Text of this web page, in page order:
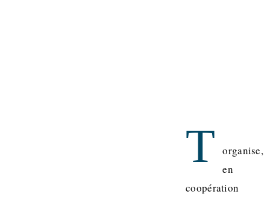
T organise,
en
coopération